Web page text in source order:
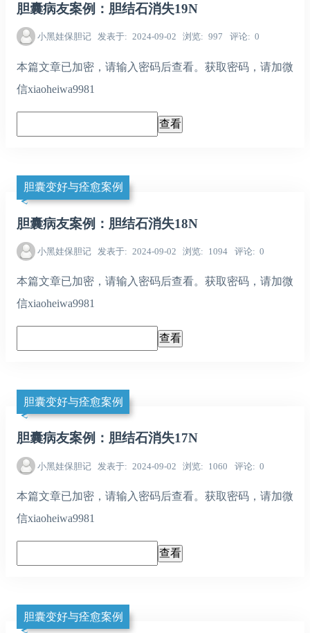
胆囊病友案例：胆结石消失19N
小黑娃保胆记 发表于 2024-09-02 浏览 997 评论 0
本篇文章已加密，请输入密码后查看。获取密码，请加微
信xiaoheiwa9981
胆囊变好与痊愈案例
胆囊病友案例：胆结石消失18N
小黑娃保胆记 发表于 2024-09-02 浏览 1094 评论 0
本篇文章已加密，请输入密码后查看。获取密码，请加微
信xiaoheiwa9981
胆囊变好与痊愈案例
胆囊病友案例：胆结石消失17N
小黑娃保胆记 发表于 2024-09-02 浏览 1060 评论 0
本篇文章已加密，请输入密码后查看。获取密码，请加微
信xiaoheiwa9981
胆囊变好与痊愈案例